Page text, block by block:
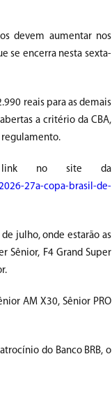
devem aumentar nos
se encerra nesta sexta-
reais para as demais
a critério da CBA,
regulamento.
link no site da
27a-copa-brasil-de-
julho, onde estarão as
Sênior, F4 Grand Super
AM X30, Sênior PRO
do Banco BRB, o